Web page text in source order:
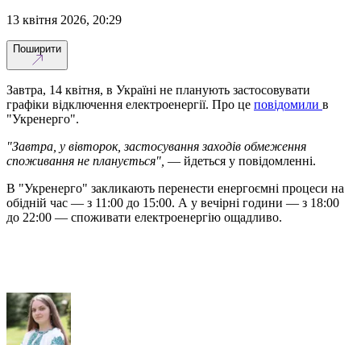
13 квітня 2026, 20:29
Поширити
Завтра, 14 квітня, в Україні не планують застосовувати
графіки відключення електроенергії. Про це повідомили в
"Укренерго".
"Завтра, у вівторок, застосування заходів обмеження
споживання не планується", — йдеться у повідомленні.
В "Укренерго" закликають перенести енергоємні процеси на
обідній час — з 11:00 до 15:00. А у вечірні години — з 18:00
до 22:00 — споживати електроенергію ощадливо.